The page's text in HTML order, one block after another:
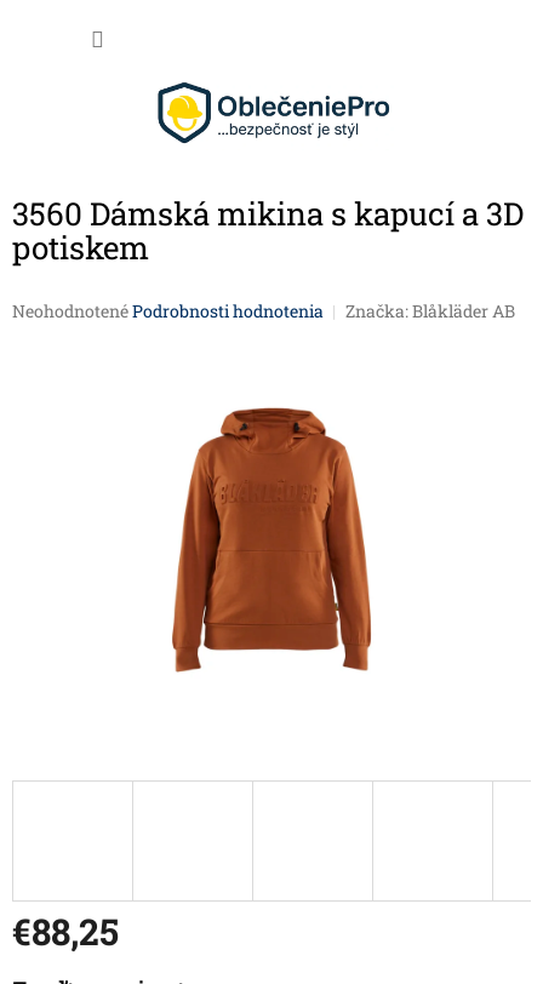
3560 Dámská mikina s kapucí a 3D
potiskem
Priemerné hodnotenie produktu je 0,0 z 5 hviezdičiek.
NeohodnotenéPodrobnosti hodnotenia Značka:Blåkläder AB
€88,25